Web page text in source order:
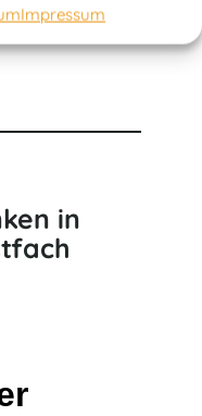
Impressum
in